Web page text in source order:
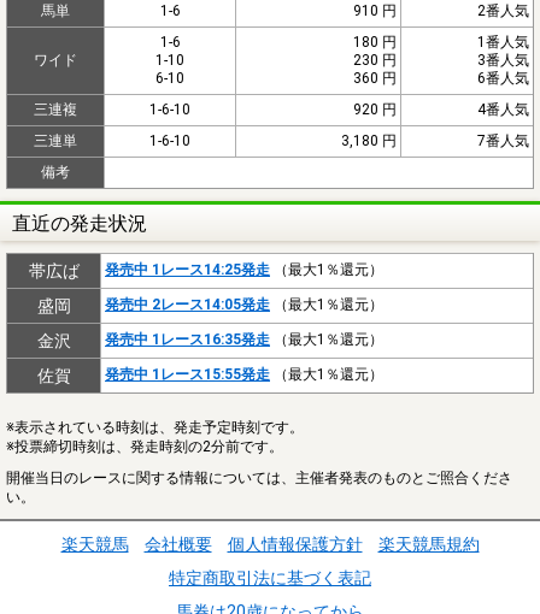
馬単
1-6 910 円 2番人気
ワイド
1-6
1-10
6-10
180 円
230 円
360 円
1番人気
3番人気
6番人気
三連複
1-6-10 920 円
4番人気
三連単
1-6-10 3,180 円
7番人気
備考
直近の発走状況
帯広ば 発売中 1レース14:25発走 （最大1％還元）
盛岡 発売中 2レース14:05発走 （最大1％還元）
金沢 発売中 1レース16:35発走 （最大1％還元）
佐賀 発売中 1レース15:55発走 （最大1％還元）
※表示されている時刻は、発走予定時刻です。
※投票締切時刻は、発走時刻の2分前です。
開催当日のレースに関する情報については、主催者発表のものとご照合くださ
い。
楽天競馬 会社概要 個人情報保護方針
楽天競馬規約
特定商取引法に基づく表記